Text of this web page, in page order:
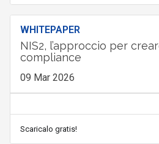
WHITEPAPER
NIS2, l’approccio per
compliance
09 Mar 2026
Scaricalo gratis!